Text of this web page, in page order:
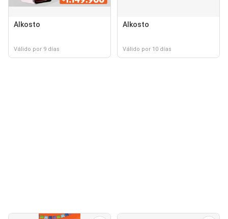
Alkosto
Válido por 9 días
Alkosto
Válido por 10 días